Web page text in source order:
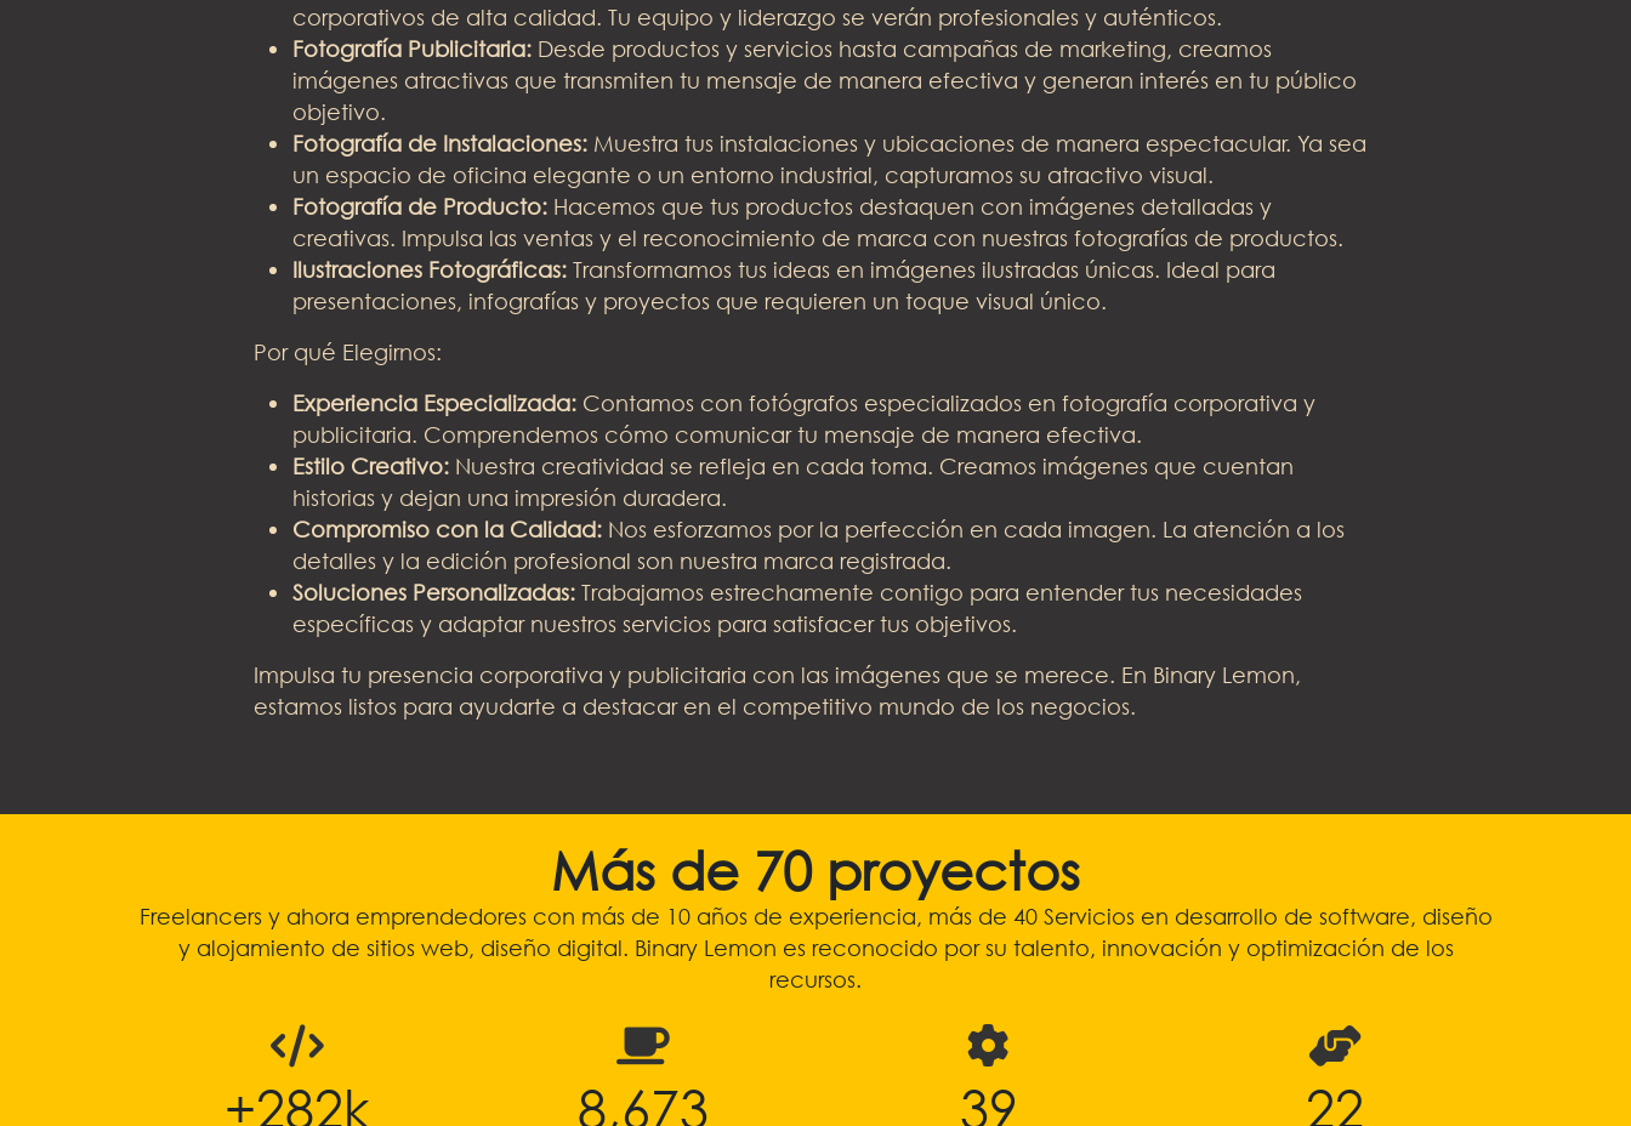
corporativos de alta calidad. Tu equipo y liderazgo se verán profesionales y auténticos.
Fotografía Publicitaria: Desde productos y servicios hasta campañas de marketing, creamos
imágenes atractivas que transmiten tu mensaje de manera efectiva y generan interés en tu público
objetivo.
Fotografía de Instalaciones: Muestra tus instalaciones y ubicaciones de manera espectacular. Ya sea
un espacio de oficina elegante o un entorno industrial, capturamos su atractivo visual.
Fotografía de Producto: Hacemos que tus productos destaquen con imágenes detalladas y
creativas. Impulsa las ventas y el reconocimiento de marca con nuestras fotografías de productos.
Ilustraciones Fotográficas: Transformamos tus ideas en imágenes ilustradas únicas. Ideal para
presentaciones, infografías y proyectos que requieren un toque visual único.
Por qué Elegirnos:
Experiencia Especializada: Contamos con fotógrafos especializados en fotografía corporativa y
publicitaria. Comprendemos cómo comunicar tu mensaje de manera efectiva.
Estilo Creativo: Nuestra creatividad se refleja en cada toma. Creamos imágenes que cuentan
historias y dejan una impresión duradera.
Compromiso con la Calidad: Nos esforzamos por la perfección en cada imagen. La atención a los
detalles y la edición profesional son nuestra marca registrada.
Soluciones Personalizadas: Trabajamos estrechamente contigo para entender tus necesidades
específicas y adaptar nuestros servicios para satisfacer tus objetivos.
Impulsa tu presencia corporativa y publicitaria con las imágenes que se merece. En Binary Lemon,
estamos listos para ayudarte a destacar en el competitivo mundo de los negocios.
Más de 70 proyectos
Freelancers y ahora emprendedores con más de 10 años de experiencia, más de 40 Servicios en desarrollo de software, diseño
y alojamiento de sitios web, diseño digital. Binary Lemon es reconocido por su talento, innovación y optimización de los
recursos.
+307k 9,441 43 24